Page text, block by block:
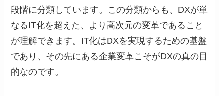
段階に分類しています。この分類からも、DXが単
なるIT化を超えた、より高次元の変革であること
が理解できます。IT化はDXを実現するための基盤
であり、その先にある企業変革こそがDXの真の目
的なのです。